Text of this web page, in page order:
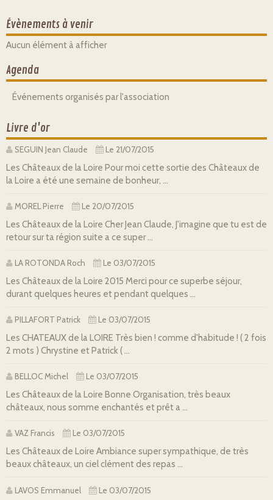
Évènements à venir
Aucun élément à afficher
Agenda
Événements organisés par l'association
Livre d'or
SEGUIN Jean Claude Le 21/07/2015
Les Châteaux de la Loire Pour moi cette sortie des Châteaux de
la Loire a été une semaine de bonheur, ...
MOREL Pierre Le 20/07/2015
Les Châteaux de la Loire Cher Jean Claude, J'imagine que tu est de
retour sur ta région suite a ce super ...
LA ROTONDA Roch Le 03/07/2015
Les Châteaux de la Loire 2015 Merci pour ce superbe séjour,
durant quelques heures et pendant quelques ...
PILLAFORT Patrick Le 03/07/2015
Les CHATEAUX de la LOIRE Très bien ! comme d'habitude ! ( 2 fois
2 mots ) Chrystine et Patrick ( ...
BELLOC Michel Le 03/07/2015
Les Châteaux de la Loire Bonne Organisation, très beaux
châteaux, nous somme enchantés et prêt a ...
VAZ Francis Le 03/07/2015
Les Châteaux de Loire Ambiance super sympathique, de très
beaux châteaux, un ciel clément des repas ...
LAVOS Emmanuel Le 03/07/2015